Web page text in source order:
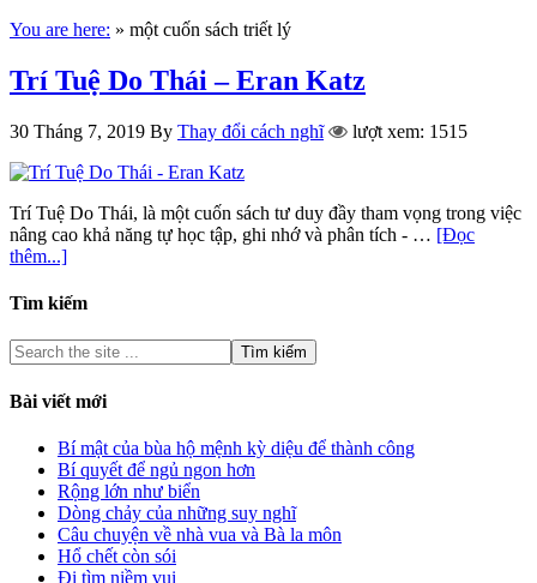
You are here: » một cuốn sách triết lý
Trí Tuệ Do Thái – Eran Katz
30 Tháng 7, 2019 By Thay đổi cách nghĩ lượt xem: 1515
Trí Tuệ Do Thái, là một cuốn sách tư duy đầy tham vọng trong việc
nâng cao khả năng tự học tập, ghi nhớ và phân tích - … [Đọc
thêm...]
Tìm kiếm
Bài viết mới
Bí mật của bùa hộ mệnh kỳ diệu để thành công
Bí quyết để ngủ ngon hơn
Rộng lớn như biển
Dòng chảy của những suy nghĩ
Câu chuyện về nhà vua và Bà la môn
Hổ chết còn sói
Đi tìm niềm vui